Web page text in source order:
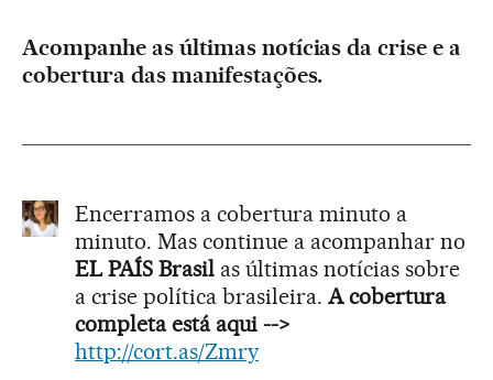
Acompanhe as últimas notícias da crise e a
cobertura das manifestações.
Encerramos a cobertura minuto a
minuto. Mas continue a acompanhar no
EL PAÍS Brasil as últimas notícias sobre
a crise política brasileira. A cobertura
completa está aqui -->
http://cort.as/Zmry